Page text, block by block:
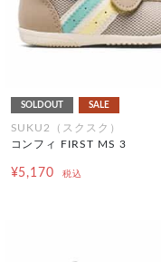
SOLDOUT SALE
SUKU2（スクスク）
コンフィ FIRST MS 3
¥5,170 税込